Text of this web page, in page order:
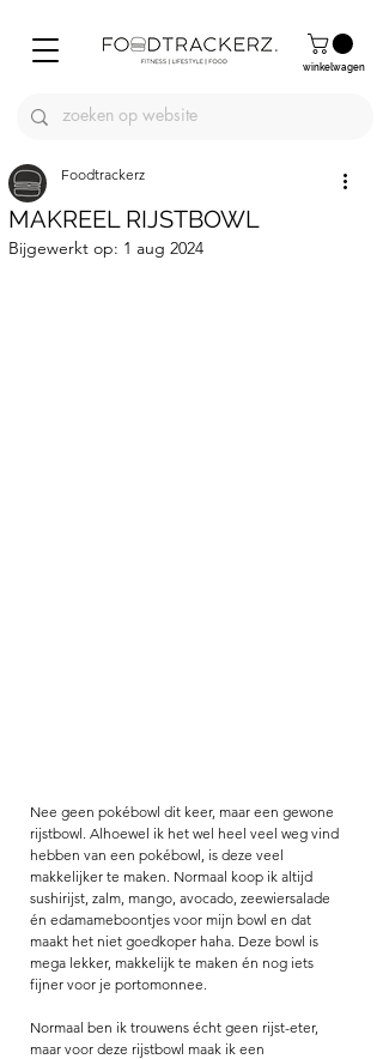
winkelwagen
MAKREEL RIJSTBOWL
Foodtrackerz
Bijgewerkt op: 1 aug 2024
Nee geen pokébowl dit keer, maar een gewone
rijstbowl. Alhoewel ik het wel heel veel weg vind
hebben van een pokébowl, is deze veel
makkelijker te maken. Normaal koop ik altijd
sushirijst, zalm, mango, avocado, zeewiersalade
én edamameboontjes voor mijn bowl en dat
maakt het niet goedkoper haha. Deze bowl is
mega lekker, makkelijk te maken én nog iets
fijner voor je portomonnee.
Normaal ben ik trouwens écht geen rijst-eter,
maar voor deze rijstbowl maak ik een